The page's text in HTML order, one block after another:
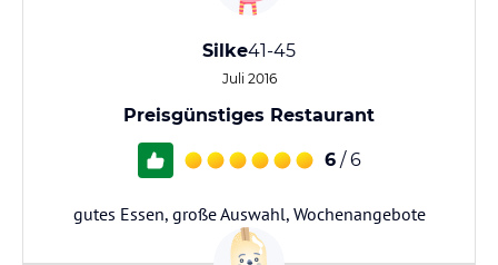
Silke41-45
Juli 2016
Preisgünstiges Restaurant
6 / 6
gutes Essen, große Auswahl, Wochenangebote